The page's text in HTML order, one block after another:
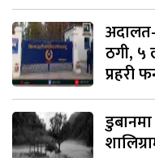
ठगी, ५
प्रहरी